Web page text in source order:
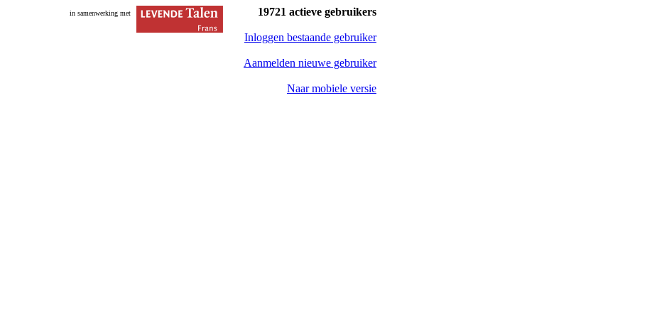
in samenwerking met 19721 actieve gebruikers
Inloggen bestaande gebruiker
Aanmelden nieuwe gebruiker
Naar mobiele versie